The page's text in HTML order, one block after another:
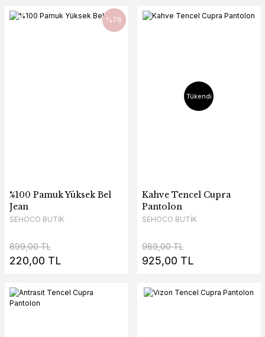
%76
%100 Pamuk Yüksek Bel
Jean
SEHOCO BUTİK
899,00 TL
220,00 TL
Tükendi
Kahve Tencel Cupra
Pantolon
SEHOCO BUTİK
989,00 TL
925,00 TL